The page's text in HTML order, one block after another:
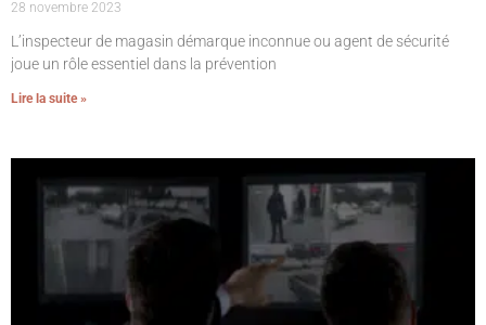
28 novembre 2023
L’inspecteur de magasin démarque inconnue ou agent de sécurité
joue un rôle essentiel dans la prévention
Lire la suite »